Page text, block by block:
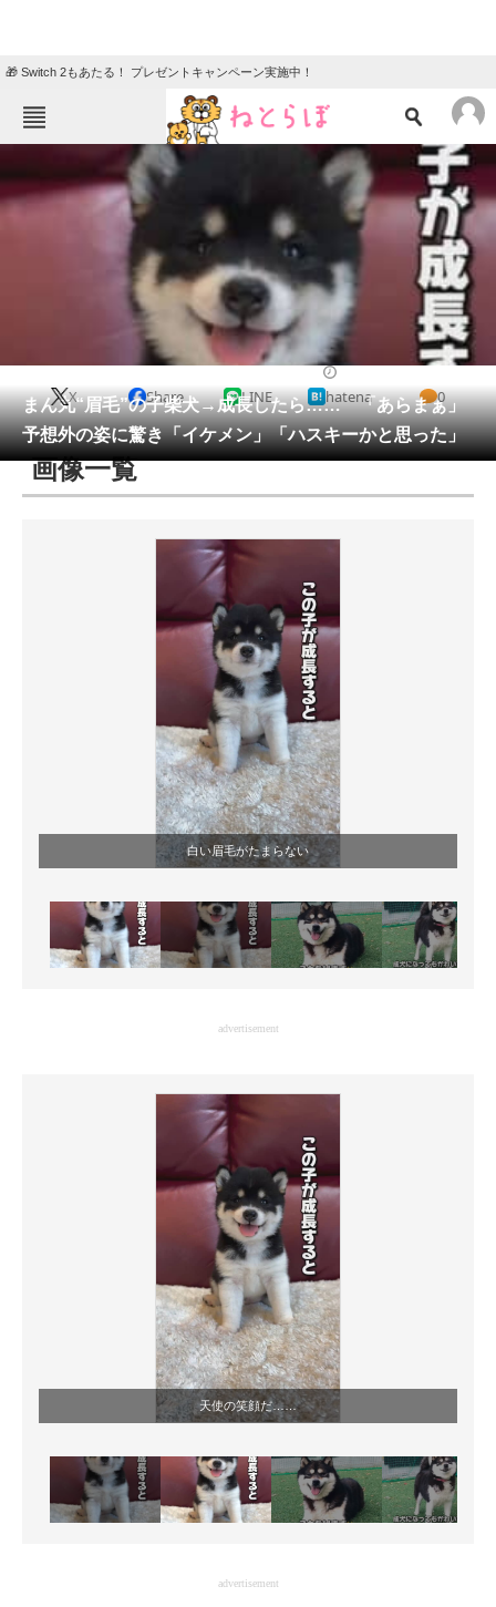
🎁 Switch 2もあたる！ プレゼントキャンペーン実施中！
ねとらぼメニュー
TOP
地域
教育・育児
リサーチ
会員記事
メディア
注目記事を集めた総合ページ
ITの今と未来を見通す
スマホと通信の最新トレンド
進化するPCとデバイスの未来
好きが集まる 比べて選べる
ビジネスと働き方のヒント
AI活用のいまが分かる
企業ITのトレンドを詳説
マーケ×ITの今がよく分かる
ITエンジニア向け専門サイト
製造業のIT導入・活用を支援
モノづくり技術者専門サイト
エレクトロニクス専門サイト
エネルギーの専門メディア
建設×テクノロジーの最前線
ちょっと気になるネットの話題
まん丸“眉毛”の子柴犬→成長したら…… 「あらまぁ」
予想外の姿に驚き「イケメン」「ハスキーかと思った」
X Share LINE hatena 0
画像一覧
白い眉毛がたまらない
advertisement
天使の笑顔だ……
advertisement